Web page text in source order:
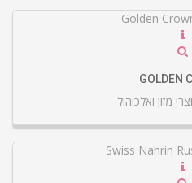
GOLDEN
מזון ואלכוהול